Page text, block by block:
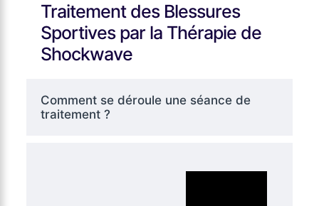
Traitement des Blessures
Sportives par la Thérapie de
Shockwave
Comment se déroule une séance de
traitement ?